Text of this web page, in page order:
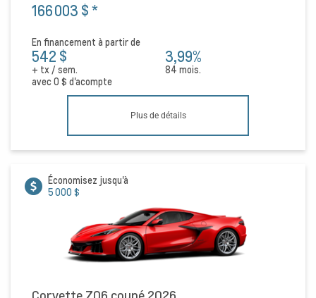
166 003 $*
En financement à partir de
542 $
+ tx / sem.
3,99%
84 mois.
avec0 $ d'acompte
Plus de détails
Économisez jusqu'à
5 000 $